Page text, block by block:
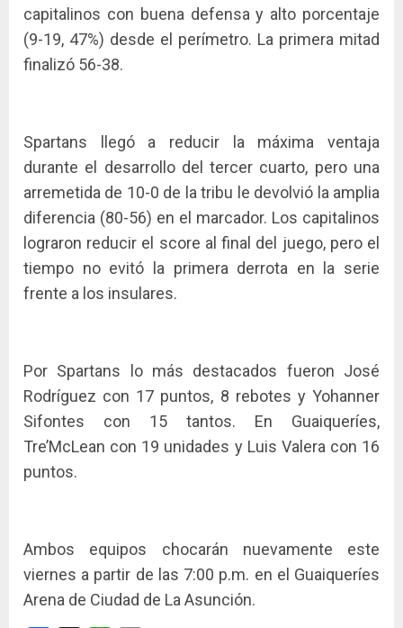
capitalinos con buena defensa y alto porcentaje
(9-19, 47%) desde el perímetro. La primera mitad
finalizó 56-38.
Spartans llegó a reducir la máxima ventaja
durante el desarrollo del tercer cuarto, pero una
arremetida de 10-0 de la tribu le devolvió la amplia
diferencia (80-56) en el marcador. Los capitalinos
lograron reducir el score al final del juego, pero el
tiempo no evitó la primera derrota en la serie
frente a los insulares.
Por Spartans lo más destacados fueron José
Rodríguez con 17 puntos, 8 rebotes y Yohanner
Sifontes con 15 tantos. En Guaiqueríes,
Tre’McLean con 19 unidades y Luis Valera con 16
puntos.
Ambos equipos chocarán nuevamente este
viernes a partir de las 7:00 p.m. en el Guaiqueríes
Arena de Ciudad de La Asunción.